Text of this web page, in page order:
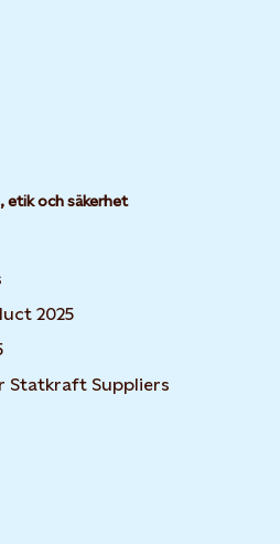
etik och säkerhet
2025
Statkraft Suppliers